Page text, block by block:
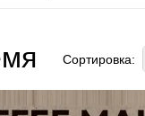
Сортировка: